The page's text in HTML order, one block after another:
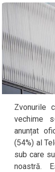
Zvonurile
vechime
anunțat
(54%) al
sub care
noastră.